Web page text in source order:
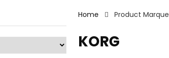
Home Product Marque
‎KORG